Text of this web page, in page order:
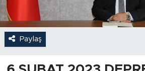
Paylaş